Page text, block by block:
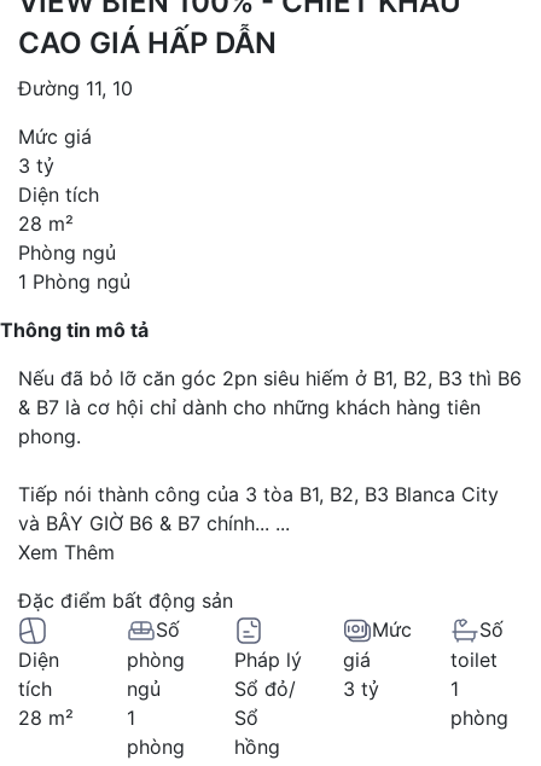
CAO GIÁ HẤP DẪN
Đường 11, 10
Mức giá
3 tỷ
Diện tích
28 m²
Phòng ngủ
1 Phòng ngủ
Thông tin mô tả
Nếu đã bỏ lỡ căn góc 2pn siêu hiếm ở B1, B2, B3 thì B6
& B7 là cơ hội chỉ dành cho những khách hàng tiên
phong.
Tiếp nói thành công của 3 tòa B1, B2, B3 Blanca City
và BÂY GIỜ B6 & B7 chính... ...
Xem Thêm
Đặc điểm bất động sản
Diện
tích
28 m²
Số
phòng
ngủ
1
phòng
Pháp lý
Sổ đỏ/
Sổ
hồng
Mức
giá
3 tỷ
Số
toilet
1
phòng